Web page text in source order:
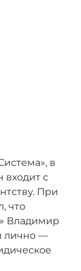
в
входит с
При
что
Владимир
лично —